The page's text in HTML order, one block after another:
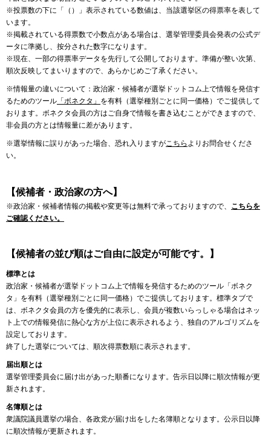
※投票数の下に「（）」表示されている数値は、当該選挙区の得票率を表して
います。
※掲載されている得票数で小数点がある場合は、選挙管理委員会発表の公式デ
ータに準拠し、按分された数字になります。
※現在、一部の得票率データを先行して公開しております。準備が整い次第、
順次反映してまいりますので、あらかじめご了承ください。
※情報量の違いについて：政治家・候補者が選挙ドットコム上で情報を発信す
るためのツール 「ボネクタ」 を有料（選挙種別ごとに同一価格）でご提供して
おります。ボネクタ会員の方はご自身で情報を書き込むことができますので、
非会員の方とは情報量に差があります。
※選挙情報に誤りがあった場合、恐れ入りますがこちら よりお問合せくださ
い。
【候補者・政治家の方へ】
※政治家・候補者情報の掲載や変更等は無料で承っておりますので、 こちらを
ご確認ください。
【候補者の並び順はご自由に設定が可能です。】
標準とは
政治家・候補者が選挙ドットコム上で情報を発信するためのツール「ボネク
タ」を有料（選挙種別ごとに同一価格）でご提供しております。標準タブで
は、ボネクタ会員の方を優先的に表示し、会員が複数いらっしゃる場合はネッ
ト上での情報発信に熱心な方が上位に表示されるよう、独自のアルゴリズムを
設定しております。
終了した選挙については、順次得票数順に表示されます。
届出順とは
選挙管理委員会に届け出があった順番になります。告示日以降に順次情報が更
新されます。
名簿順とは
衆議院議員選挙の場合、各政党が届け出をした名簿順となります。公示日以降
に順次情報が更新されます。